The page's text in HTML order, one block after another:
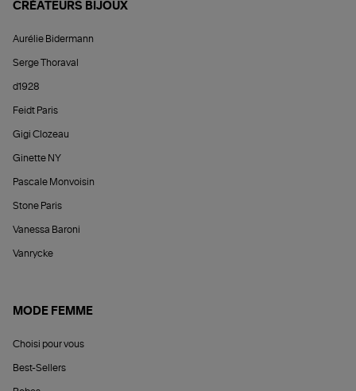
CRÉATEURS BIJOUX
Aurélie Bidermann
Serge Thoraval
d1928
Feidt Paris
Gigi Clozeau
Ginette NY
Pascale Monvoisin
Stone Paris
Vanessa Baroni
Vanrycke
MODE FEMME
Choisi pour vous
Best-Sellers